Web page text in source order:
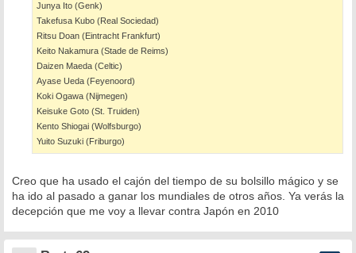
Junya Ito (Genk)
Takefusa Kubo (Real Sociedad)
Ritsu Doan (Eintracht Frankfurt)
Keito Nakamura (Stade de Reims)
Daizen Maeda (Celtic)
Ayase Ueda (Feyenoord)
Koki Ogawa (Nijmegen)
Keisuke Goto (St. Truiden)
Kento Shiogai (Wolfsburgo)
Yuito Suzuki (Friburgo)
Creo que ha usado el cajón del tiempo de su bolsillo mágico y se
ha ido al pasado a ganar los mundiales de otros años. Ya verás la
decepción que me voy a llevar contra Japón en 2010